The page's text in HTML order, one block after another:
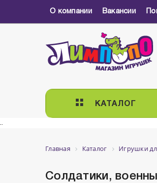
О компании Вакансии
КАТАЛОГ
..
Главная Каталог Игрушки
Солдатики,